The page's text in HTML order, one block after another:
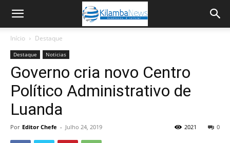
Início Destaque
Destaque Noticias
Governo cria novo Centro
Político Administrativo de
Luanda
Por Editor Chefe - Julho 24, 2019 0
2021